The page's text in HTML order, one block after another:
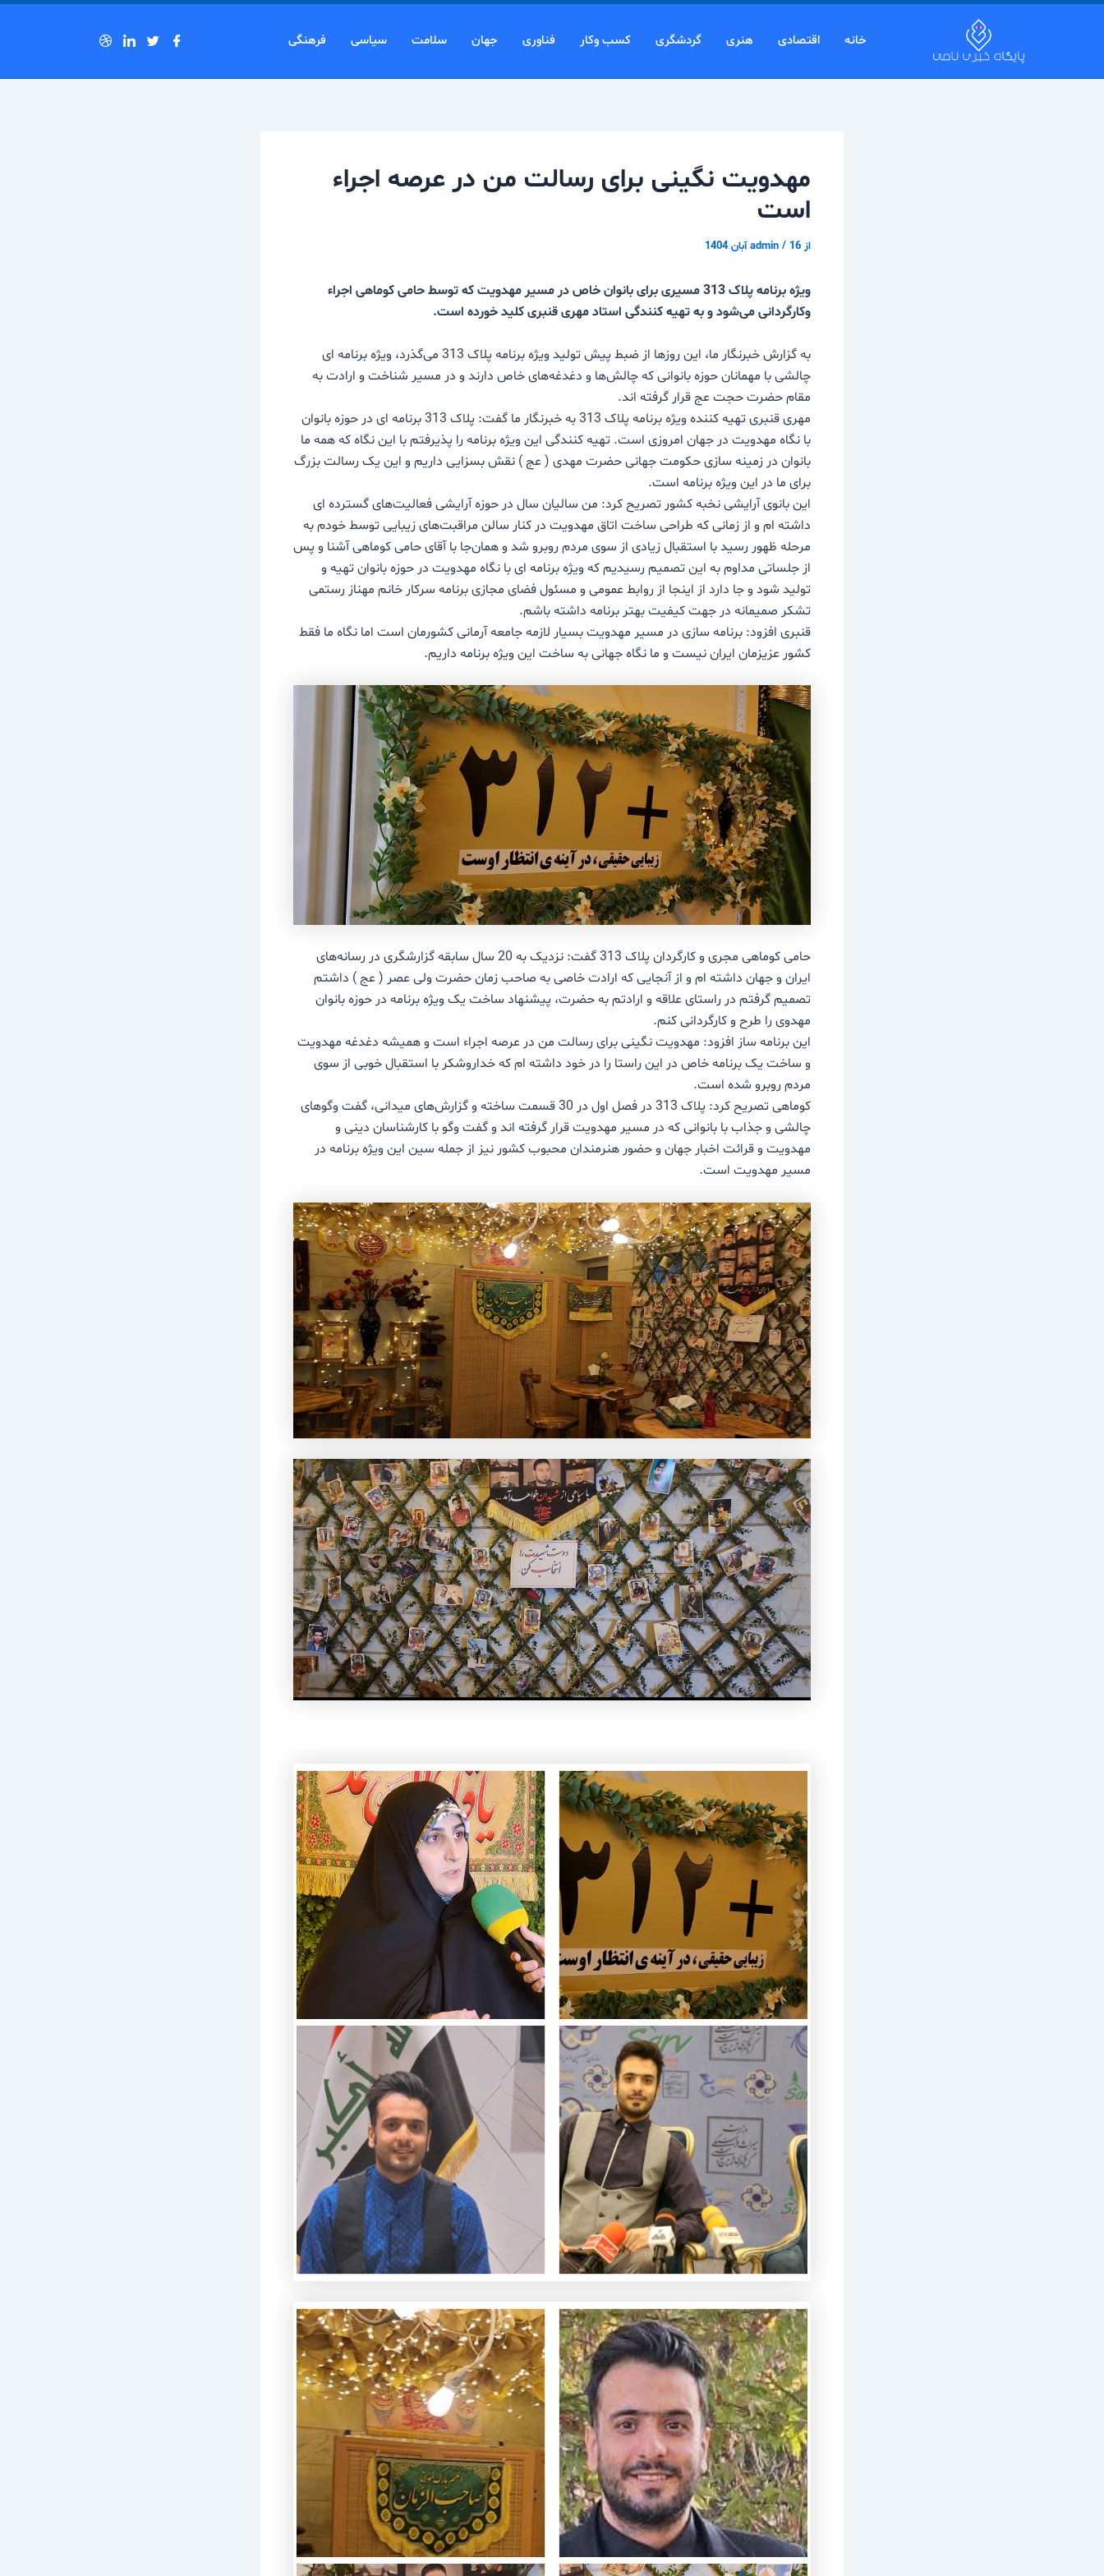
پرش
خانه اقتصادی هنری گردشگری کسب وکار فناوری جهان سلامت سیاسی فرهنگی
مهدویت نگینی برای رسالت من در عرصه اجراء
است
از admin / 16 آبان 1404
ویژه برنامه پلاک 313 مسیری برای بانوان خاص در مسیر مهدویت که توسط حامی کوماهی اجراء
وکارگردانی می‌شود و به تهیه کنندگی استاد مهری قنبری کلید خورده است.
به گزارش خبرنگار ما، این روزها از ضبط پیش تولید ویژه برنامه پلاک 313 می‌گذرد، ویژه برنامه ای
چالشی با مهمانان حوزه بانوانی که چالش‌ها و دغدغه‌های خاص دارند و در مسیر شناخت و ارادت به
مقام حضرت حجت عج قرار گرفته اند.
مهری قنبری تهیه کننده ویژه برنامه پلاک 313 به خبرنگار ما گفت: پلاک 313 برنامه ای در حوزه بانوان
با نگاه مهدویت در جهان امروزی است. تهیه کنندگی این ویژه برنامه را پذیرفتم با این نگاه که همه ما
بانوان در زمینه سازی حکومت جهانی حضرت مهدی ( عج ) نقش بسزایی داریم و این یک رسالت بزرگ
برای ما در این ویژه برنامه است.
این بانوی آرایشی نخبه کشور تصریح کرد: من سالیان سال در حوزه آرایشی فعالیت‌های گسترده ای
داشته ام و از زمانی که طراحی ساخت اتاق مهدویت در کنار سالن مراقبت‌های زیبایی توسط خودم به
مرحله ظهور رسید با استقبال زیادی از سوی مردم روبرو شد و همان‌جا با آقای حامی کوماهی آشنا و پس
از جلساتی مداوم به این تصمیم رسیدیم که ویژه برنامه ای با نگاه مهدویت در حوزه بانوان تهیه و
تولید شود و جا دارد از اینجا از روابط عمومی و مسئول فضای مجازی برنامه سرکار خانم مهناز رستمی
تشکر صمیمانه در جهت کیفیت بهتر برنامه داشته باشم.
قنبری افزود: برنامه سازی در مسیر مهدویت بسیار لازمه جامعه آرمانی کشورمان است اما نگاه ما فقط
کشور عزیزمان ایران نیست و ما نگاه جهانی به ساخت این ویژه برنامه داریم.
حامی کوماهی مجری و کارگردان پلاک 313 گفت: نزدیک به 20 سال سابقه گزارشگری در رسانه‌های
ایران و جهان داشته ام و از آنجایی که ارادت خاصی به صاحب زمان حضرت ولی عصر ( عج ) داشتم
تصمیم گرفتم در راستای علاقه و ارادتم به حضرت، پیشنهاد ساخت یک ویژه برنامه در حوزه بانوان
مهدوی را طرح و کارگردانی کنم.
این برنامه ساز افزود: مهدویت نگینی برای رسالت من در عرصه اجراء است و همیشه دغدغه مهدویت
و ساخت یک برنامه خاص در این راستا را در خود داشته ام که خداروشکر با استقبال خوبی از سوی
مردم روبرو شده است.
کوماهی تصریح کرد: پلاک 313 در فصل اول در 30 قسمت ساخته و گزارش‌های میدانی، گفت وگوهای
چالشی و جذاب با بانوانی که در مسیر مهدویت قرار گرفته اند و گفت وگو با کارشناسان دینی و
مهدویت و قرائت اخبار جهان و حضور هنرمندان محبوب کشور نیز از جمله سین این ویژه برنامه در
مسیر مهدویت است.
پیمایش
نوشته